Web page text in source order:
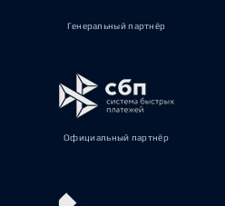
Генеральный партнёр
Официальный партнёр